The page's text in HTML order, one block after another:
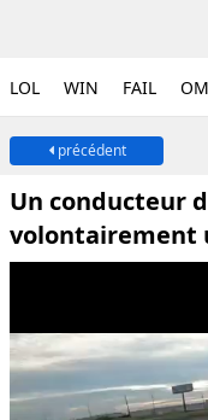
LOL WIN FAIL
précédent
Un conducteur
volontairement